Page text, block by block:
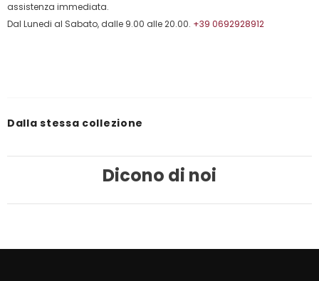
assistenza immediata.
Dal Lunedi al Sabato, dalle 9.00 alle 20.00. +39 0692928912
Dalla stessa collezione
Dicono di noi